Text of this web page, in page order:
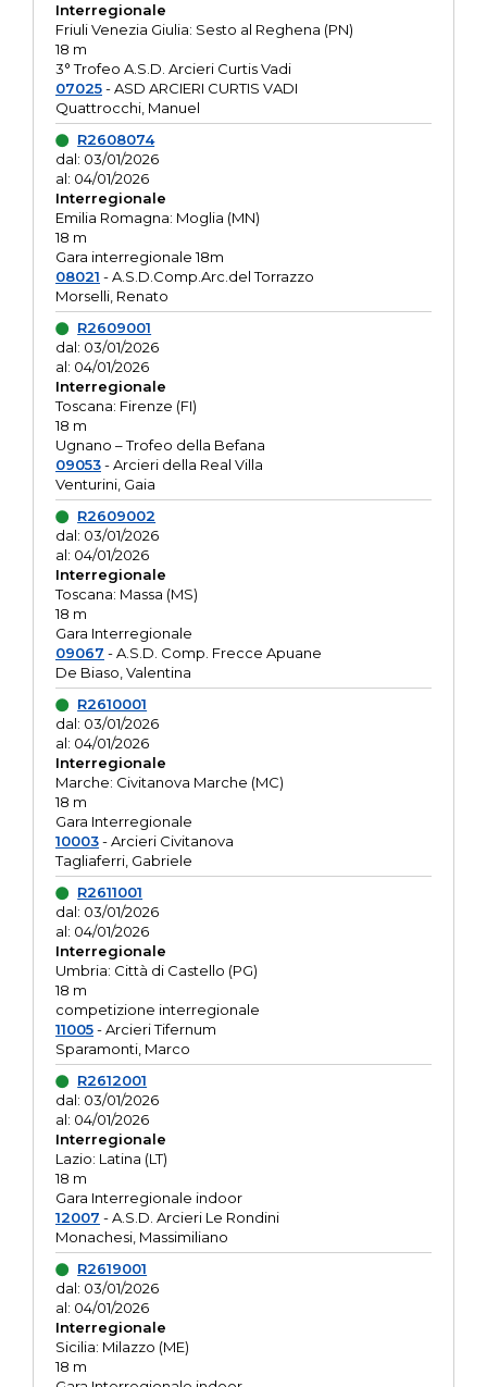
Interregionale
Friuli Venezia Giulia: Sesto al Reghena (PN)
18 m
3° Trofeo A.S.D. Arcieri Curtis Vadi
07025- ASD ARCIERI CURTIS VADI
Quattrocchi, Manuel
R2608074
dal: 03/01/2026
al: 04/01/2026
Interregionale
Emilia Romagna: Moglia (MN)
18 m
Gara interregionale 18m
08021 - A.S.D.Comp.Arc.del Torrazzo
Morselli, Renato
R2609001
dal: 03/01/2026
al: 04/01/2026
Interregionale
Toscana: Firenze (FI)
18 m
Ugnano – Trofeo della Befana
09053- Arcieri della Real Villa
Venturini, Gaia
R2609002
dal: 03/01/2026
al: 04/01/2026
Interregionale
Toscana: Massa (MS)
18 m
Gara Interregionale
09067 - A.S.D. Comp. Frecce Apuane
De Biaso, Valentina
R2610001
dal: 03/01/2026
al: 04/01/2026
Interregionale
Marche: Civitanova Marche (MC)
18 m
Gara Interregionale
10003- Arcieri Civitanova
Tagliaferri, Gabriele
R2611001
dal: 03/01/2026
al: 04/01/2026
Interregionale
Umbria: Città di Castello (PG)
18 m
competizione interregionale
11005- Arcieri Tifernum
Sparamonti, Marco
R2612001
dal: 03/01/2026
al: 04/01/2026
Interregionale
Lazio: Latina (LT)
18 m
Gara Interregionale indoor
12007 - A.S.D. Arcieri Le Rondini
Monachesi, Massimiliano
R2619001
dal: 03/01/2026
al: 04/01/2026
Interregionale
Sicilia: Milazzo (ME)
18 m